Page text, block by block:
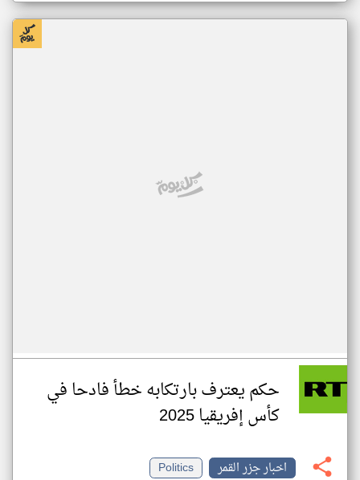
حكم يعترف بارتكابه خطأ فادحا في
كأس إفريقيا 2025
اخبار جزر القمر
Politics